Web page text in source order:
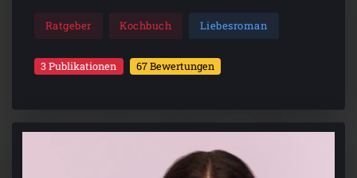
Ratgeber Kochbuch Liebesroman
3 Publikationen 67 Bewertungen